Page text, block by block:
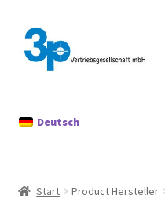
Zur
Navigation
springen
Zum
Inhalt
springen
Datenschutz
Deutsch
Start Product Hersteller